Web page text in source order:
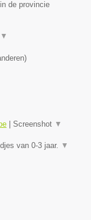
de provincie
▼
)
| Screenshot ▼
van 0-3 jaar. ▼